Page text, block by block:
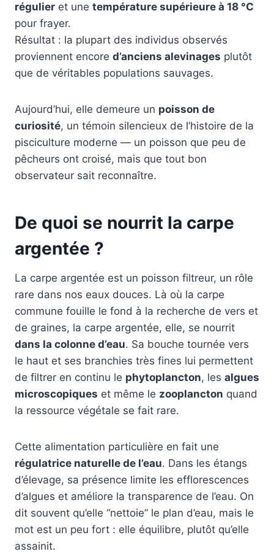
régulier et une température supérieure à 18 °C
pour frayer.
Résultat : la plupart des individus observés
proviennent encore d’anciens alevinages plutôt
que de véritables populations sauvages.
Aujourd’hui, elle demeure un poisson de
curiosité, un témoin silencieux de l’histoire de la
pisciculture moderne — un poisson que peu de
pêcheurs ont croisé, mais que tout bon
observateur sait reconnaître.
De quoi se nourrit la carpe
argentée ?
La carpe argentée est un poisson filtreur, un rôle
rare dans nos eaux douces. Là où la carpe
commune fouille le fond à la recherche de vers et
de graines, la carpe argentée, elle, se nourrit
dans la colonne d’eau. Sa bouche tournée vers
le haut et ses branchies très fines lui permettent
de filtrer en continu le phytoplancton, les algues
microscopiques et même le zooplancton quand
la ressource végétale se fait rare.
Cette alimentation particulière en fait une
régulatrice naturelle de l’eau. Dans les étangs
d’élevage, sa présence limite les efflorescences
d’algues et améliore la transparence de l’eau. On
dit souvent qu’elle “nettoie” le plan d’eau, mais le
mot est un peu fort : elle équilibre, plutôt qu’elle
assainit.